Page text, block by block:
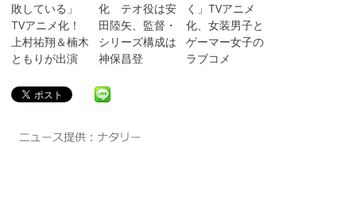
敗している」
TVアニメ化！
上村祐翔＆楠木
ともりが出演
化 テオ役は安
田陸矢、監督・
シリーズ構成は
神保昌登
く」TVアニメ
化、女装男子と
ゲーマー女子の
ラブコメ